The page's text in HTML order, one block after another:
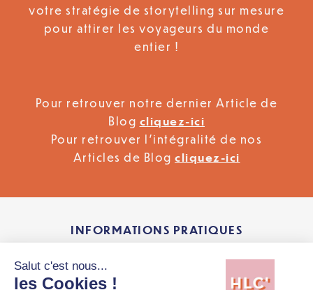
votre stratégie de storytelling sur mesure
pour attirer les voyageurs du monde
entier !
Pour retrouver notre dernier Article de
Blog cliquez-ici
Pour retrouver l’intégralité de nos
Articles de Blog cliquez-ici
INFORMATIONS PRATIQUES
Si vous souhaitez développer ce type de